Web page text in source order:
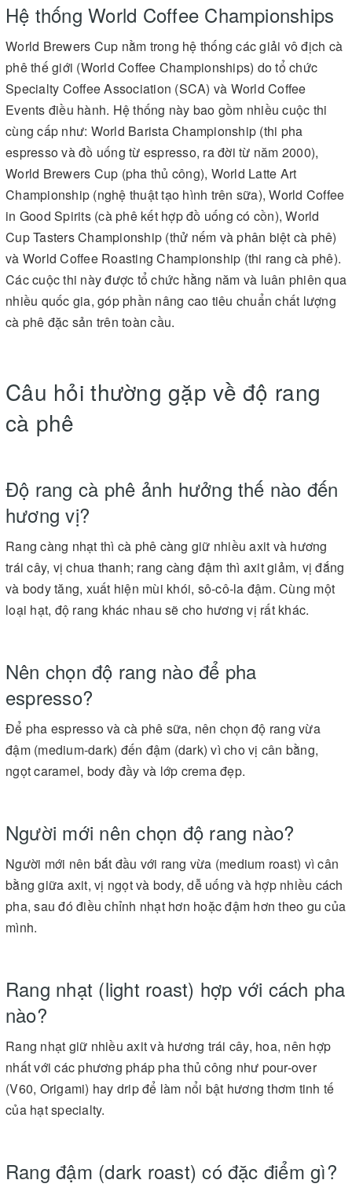
Hệ thống World Coffee Championships
World Brewers Cup nằm trong hệ thống các giải vô địch cà
phê thế giới (World Coffee Championships) do tổ chức
Specialty Coffee Association (SCA) và World Coffee
Events điều hành. Hệ thống này bao gồm nhiều cuộc thi
cùng cấp như: World Barista Championship (thi pha
espresso và đồ uống từ espresso, ra đời từ năm 2000),
World Brewers Cup (pha thủ công), World Latte Art
Championship (nghệ thuật tạo hình trên sữa), World Coffee
in Good Spirits (cà phê kết hợp đồ uống có cồn), World
Cup Tasters Championship (thử nếm và phân biệt cà phê)
và World Coffee Roasting Championship (thi rang cà phê).
Các cuộc thi này được tổ chức hằng năm và luân phiên qua
nhiều quốc gia, góp phần nâng cao tiêu chuẩn chất lượng
cà phê đặc sản trên toàn cầu.
Câu hỏi thường gặp về độ rang
cà phê
Độ rang cà phê ảnh hưởng thế nào đến
hương vị?
Rang càng nhạt thì cà phê càng giữ nhiều axit và hương
trái cây, vị chua thanh; rang càng đậm thì axit giảm, vị đắng
và body tăng, xuất hiện mùi khói, sô-cô-la đậm. Cùng một
loại hạt, độ rang khác nhau sẽ cho hương vị rất khác.
Nên chọn độ rang nào để pha
espresso?
Để pha espresso và cà phê sữa, nên chọn độ rang vừa
đậm (medium-dark) đến đậm (dark) vì cho vị cân bằng,
ngọt caramel, body đầy và lớp crema đẹp.
Người mới nên chọn độ rang nào?
Người mới nên bắt đầu với rang vừa (medium roast) vì cân
bằng giữa axit, vị ngọt và body, dễ uống và hợp nhiều cách
pha, sau đó điều chỉnh nhạt hơn hoặc đậm hơn theo gu của
mình.
Rang nhạt (light roast) hợp với cách pha
nào?
Rang nhạt giữ nhiều axit và hương trái cây, hoa, nên hợp
nhất với các phương pháp pha thủ công như pour-over
(V60, Origami) hay drip để làm nổi bật hương thơm tinh tế
của hạt specialty.
Rang đậm (dark roast) có đặc điểm gì?